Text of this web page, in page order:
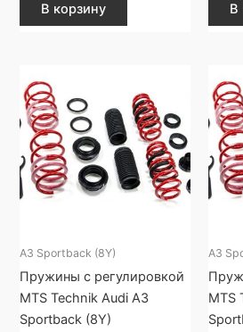
В корзину В
A3 Sportback (8Y)
Пружины с регулировкой
MTS Technik Audi A3
Sportback (8Y)
A3
MTS